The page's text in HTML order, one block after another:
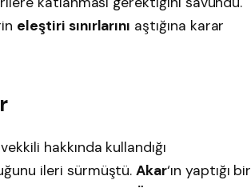
eleştiri sınırlarını aştığına karar
hakkında kullandığı
ileri sürmüştü.Akar‘ın yaptığı bir